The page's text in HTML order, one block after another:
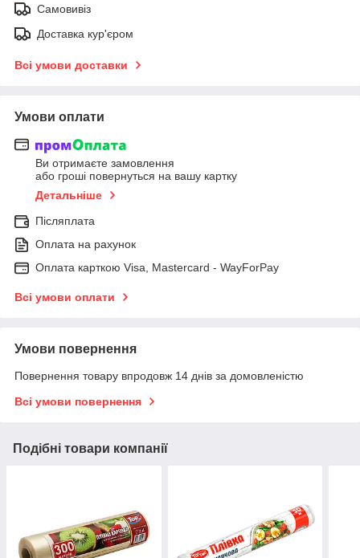
Самовивіз
Доставка кур'єром
Всі умови доставки
Умови оплати
Ви отримаєте замовлення
або гроші повернуться на вашу картку
Детальніше
Післяплата
Оплата на рахунок
Оплата карткою Visa, Mastercard - WayForPay
Всі умови оплати
Умови повернення
Повернення товару впродовж 14 днів за домовленістю
Всі умови повернення
Подібні товари компанії